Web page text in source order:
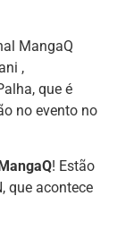
MangaQ
,
que é
no evento no
! Estão
que acontece